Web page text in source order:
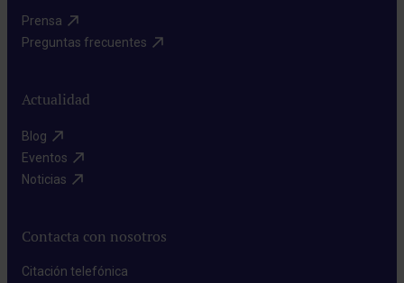
Prensa​
Preguntas frecuentes​
Actualidad
Blog​
Eventos​
Noticias​
Contacta con nosotros
Citación telefónica